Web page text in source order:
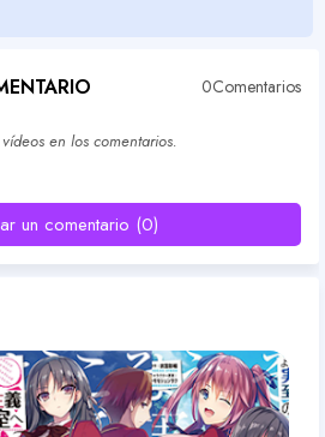
0Comentarios
en los comentarios.
un comentario (0)